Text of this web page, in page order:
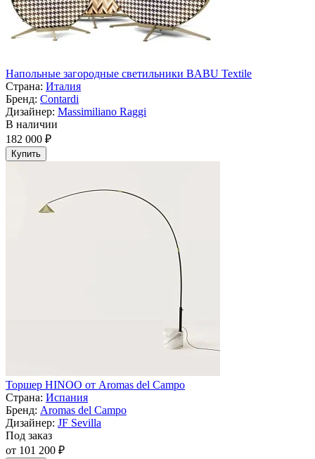
Напольные загородные светильники BABU Textile
Страна: Италия
Бренд: Contardi
Дизайнер: Massimiliano Raggi
В наличии
182 000 ₽
Купить
Торшер HINOO от Aromas del Campo
Страна: Испания
Бренд: Aromas del Campo
Дизайнер: JF Sevilla
Под заказ
от 101 200 ₽